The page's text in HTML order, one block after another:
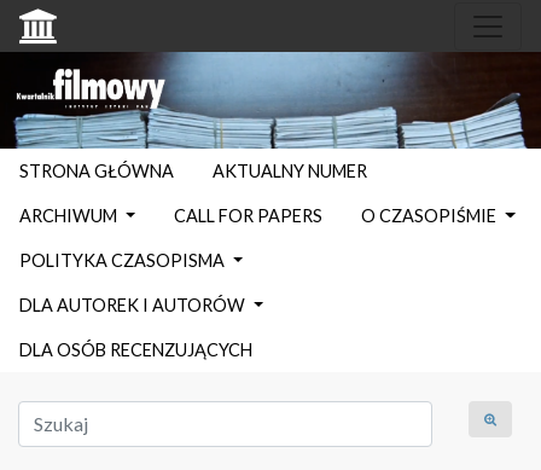
STRONA GŁÓWNA AKTUALNY NUMER
ARCHIWUM CALL FOR PAPERS O CZASOPIŚMIE
POLITYKA CZASOPISMA
DLA AUTOREK I AUTORÓW
DLA OSÓB RECENZUJĄCYCH